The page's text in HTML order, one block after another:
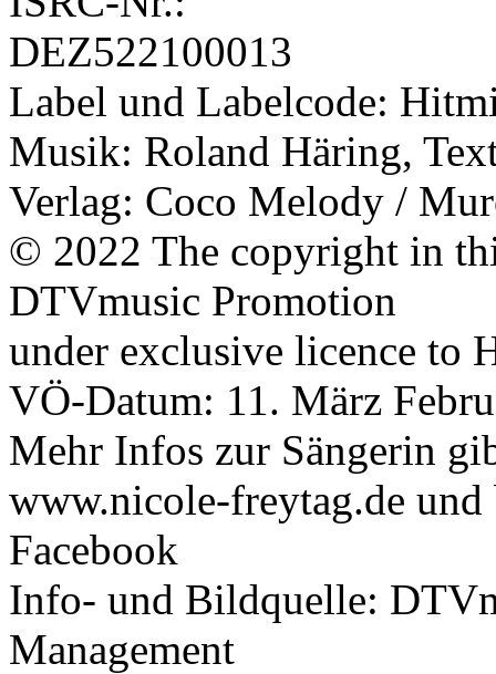
DEZ522100013
Label und Labelcode:
Musik: Roland Häring,
Verlag: Coco Melody /
© 2022 The copyright in
DTVmusic Promotion
under exclusive licence to
VÖ-Datum: 11. März
Mehr Infos zur Sängerin
www.nicole-freytag.de
Facebook
Info- und Bildquelle:
Management